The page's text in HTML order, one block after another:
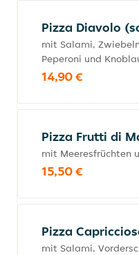
Pizza Diavolo
mit Salami,
Peperoni und
14,90 €
Pizza Frutti di
mit Meeresfrüchten
15,50 €
Pizza
mit Salami,